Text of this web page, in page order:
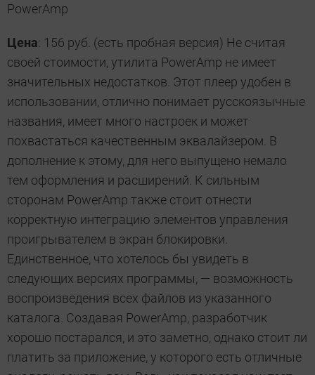
PowerAmp
Цена: 156 руб. (есть пробная версия) Не считая
своей стоимости, утилита PowerAmp не имеет
значительных недостатков. Этот плеер удобен в
использовании, отлично понимает русскоязычные
названия, имеет много настроек и может
похвастаться качественным эквалайзером. В
дополнение к этому, для него выпущено немало
тем оформления и расширений. К сильным
сторонам PowerAmp также стоит отнести
корректную интеграцию элементов управления
проигрывателем в экран блокировки.
Единственное, что хотелось бы увидеть в
следующих версиях программы, — возможность
воспроизведения всех файлов из указанного
каталога. Создавая PowerAmp, разработчик
хорошо постарался, и это заметно, однако стоит ли
платить за приложение, у которого есть отличные